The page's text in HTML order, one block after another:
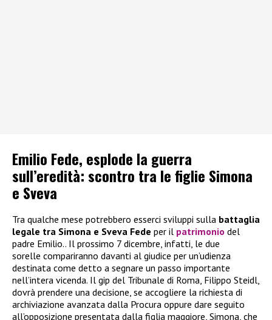
Emilio Fede, esplode la guerra
sull’eredità: scontro tra le figlie Simona
e Sveva
Tra qualche mese potrebbero esserci sviluppi sulla battaglia
legale tra Simona e Sveva Fede per il patrimonio del
padre Emilio.. Il prossimo 7 dicembre, infatti, le due
sorelle compariranno davanti al giudice per un’udienza
destinata come detto a segnare un passo importante
nell’intera vicenda. Il gip del Tribunale di Roma, Filippo Steidl,
dovrà prendere una decisione, se accogliere la richiesta di
archiviazione avanzata dalla Procura oppure dare seguito
all’opposizione presentata dalla figlia maggiore, Simona, che